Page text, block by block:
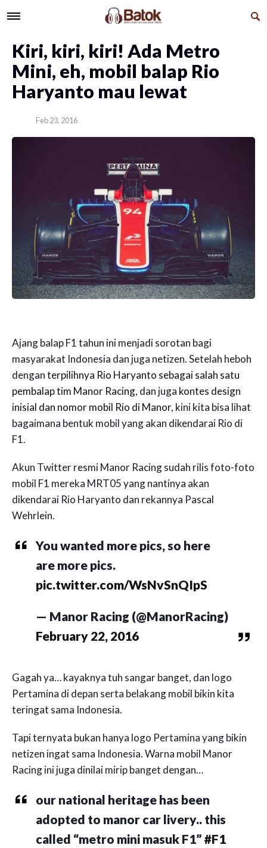
Kiri, kiri, kiri! Ada Metro
Mini, eh, mobil balap Rio
Haryanto mau lewat
Feb 23, 2016
Ajang balap F1 tahun ini menjadi sorotan bagi
masyarakat Indonesia dan juga netizen. Setelah heboh
denganterpilihnya Rio Haryanto sebagai salah satu
pembalap tim Manor Racing, dan juga kontes design
inisial dan nomor mobil Rio di Manor, kini kita bisa lihat
bagaimana bentuk mobil yang akan dikendarai Rio di
F1.
Akun Twitter resmi Manor Racing sudah rilis foto-foto
mobil F1 mereka MRT05 yang nantinya akan
dikendarai Rio Haryanto dan rekannya Pascal
Wehrlein.
You wanted more pics, so here
are more pics.
pic.twitter.com/WsNvSnQIpS
— Manor Racing (@ManorRacing)
February 22, 2016
Gagah ya… kayaknya tuh sangar banget, dan logo
Pertamina di depan serta belakang mobil bikin kita
teringat sama Indonesia.
Tapi ternyata bukan hanya logo Pertamina yang bikin
netizen ingat sama Indonesia. Warna mobil Manor
Racing ini juga dinilai mirip banget dengan…
our national heritage has been
adopted to manor car livery.. this
called “metro mini masuk F1” #F1